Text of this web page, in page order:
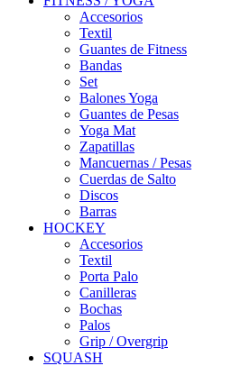
Accesorios
Textil
Guantes de Fitness
Bandas
Set
Balones Yoga
Guantes de Pesas
Yoga Mat
Zapatillas
Mancuernas / Pesas
Cuerdas de Salto
Discos
Barras
HOCKEY
Accesorios
Textil
Porta Palo
Canilleras
Bochas
Palos
Grip / Overgrip
SQUASH